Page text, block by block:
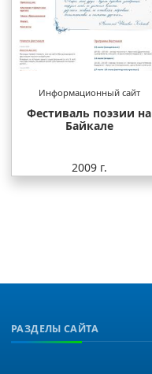
Информационный сайт
Фестиваль поэзии на
Байкале
2009 г.
РАЗДЕЛЫ САЙТА